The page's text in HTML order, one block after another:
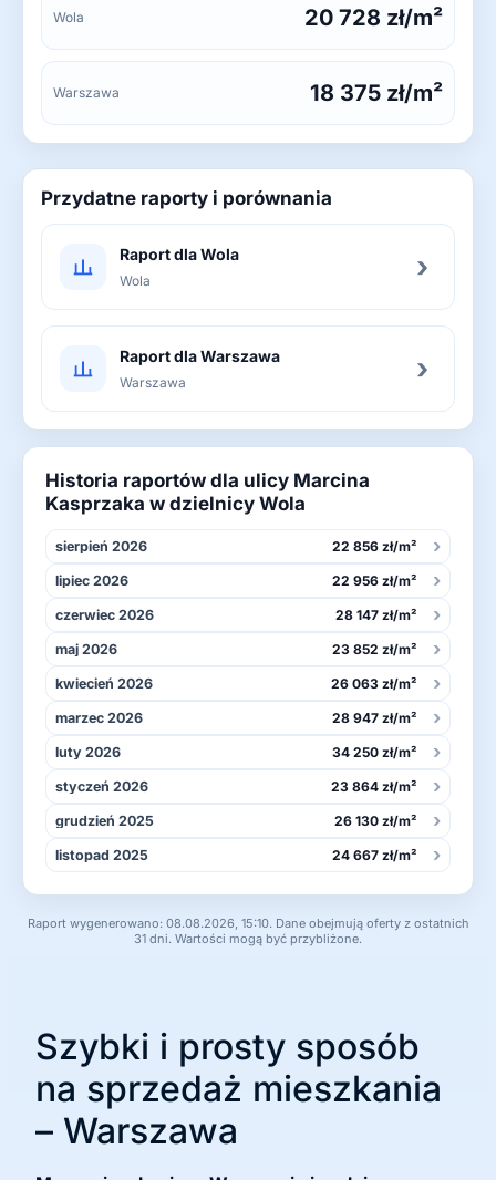
Wola 20 728 zł/m²
Warszawa 18 375 zł/m²
Przydatne raporty i porównania
Raport dla Wola
Wola ›
Raport dla Warszawa
Warszawa ›
Historia raportów dla ulicy Marcina
Kasprzaka w dzielnicy Wola
sierpień 2026 22 856 zł/m² ›
lipiec 2026 22 956 zł/m² ›
czerwiec 2026 28 147 zł/m² ›
maj 2026 23 852 zł/m² ›
kwiecień 2026 26 063 zł/m² ›
marzec 2026 28 947 zł/m² ›
luty 2026 34 250 zł/m² ›
styczeń 2026 23 864 zł/m² ›
grudzień 2025 26 130 zł/m² ›
listopad 2025 24 667 zł/m² ›
Raport wygenerowano: 08.08.2026, 15:10. Dane obejmują oferty z ostatnich
31 dni. Wartości mogą być przybliżone.
Szybki i prosty sposób
na sprzedaż mieszkania
– Warszawa